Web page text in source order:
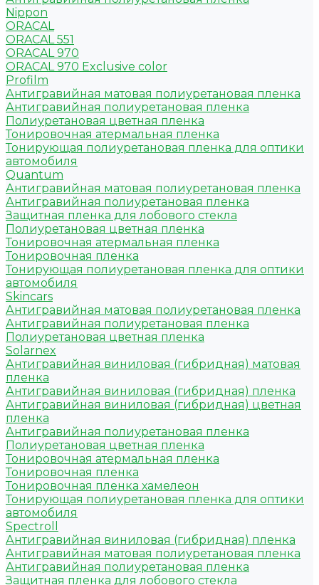
Nippon
ORACAL
ORACAL 551
ORACAL 970
ORACAL 970 Exclusive color
Profilm
Антигравийная матовая полиуретановая пленка
Антигравийная полиуретановая пленка
Полиуретановая цветная пленка
Тонировочная атермальная пленка
Тонирующая полиуретановая пленка для оптики
автомобиля
Quantum
Антигравийная матовая полиуретановая пленка
Антигравийная полиуретановая пленка
Защитная пленка для лобового стекла
Полиуретановая цветная пленка
Тонировочная атермальная пленка
Тонировочная пленка
Тонирующая полиуретановая пленка для оптики
автомобиля
Skincars
Антигравийная матовая полиуретановая пленка
Антигравийная полиуретановая пленка
Полиуретановая цветная пленка
Solarnex
Антигравийная виниловая (гибридная) матовая
пленка
Антигравийная виниловая (гибридная) пленка
Антигравийная виниловая (гибридная) цветная
пленка
Антигравийная полиуретановая пленка
Полиуретановая цветная пленка
Тонировочная атермальная пленка
Тонировочная пленка
Тонировочная пленка хамелеон
Тонирующая полиуретановая пленка для оптики
автомобиля
Spectroll
Антигравийная виниловая (гибридная) пленка
Антигравийная матовая полиуретановая пленка
Антигравийная полиуретановая пленка
Защитная пленка для лобового стекла